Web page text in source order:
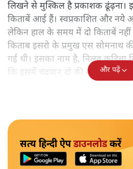
लिखने से मुश्किल है प्रकाशक
किताबें आई हैं। स्वप्रकाशित और नये
लेकिन हाल के समय में दो किताबें
किताब इसरो के प्रमुख एस सोमनाथ
गई थी। इसका नाम है, निलवु कुडिचा
कि इसमें चंद्रयान दो की नाकामी से
और पढ़ें
सत्य हिन्दी ऐपडाउनलोडकरें